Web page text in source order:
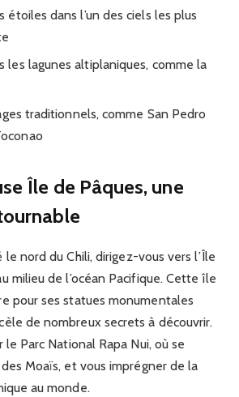
étoiles dans l’un des ciels les plus
les lagunes altiplaniques, comme la
traditionnels, comme San Pedro
Île de Pâques, une
nord du Chili, dirigez-vous vers l’Île
milieu de l’océan Pacifique. Cette île
pour ses statues monumentales
de nombreux secrets à découvrir.
Parc National Rapa Nui, où se
Moaïs, et vous imprégner de la
au monde.